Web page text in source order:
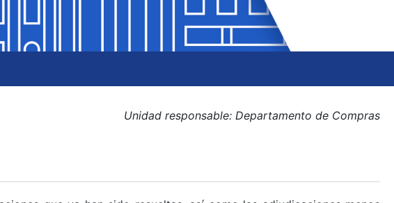
Unidad responsable: Departamento de Compras